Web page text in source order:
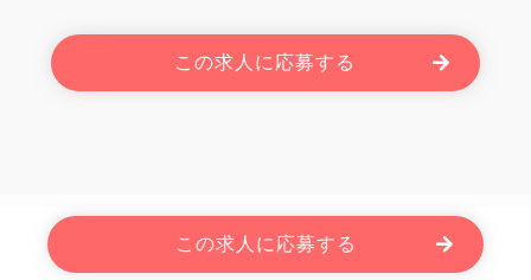
この求人に応募する
この求人に応募する
Powered By JOBOLE.